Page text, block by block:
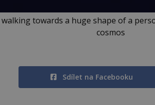
towards a huge shape of a
cosmos
Sdílet na Facebooku